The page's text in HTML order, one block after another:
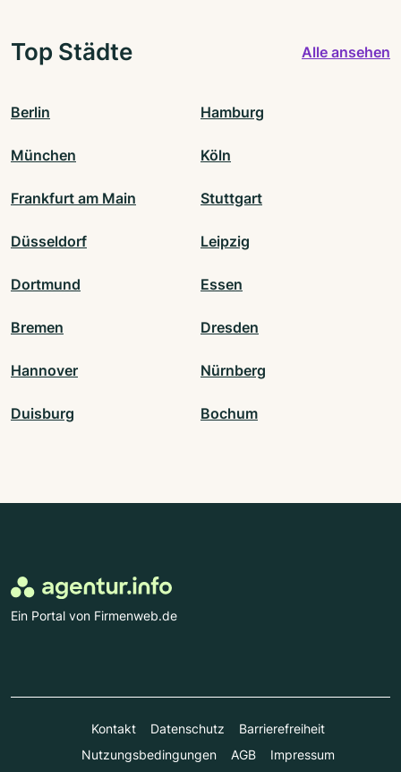
Top Städte Alle ansehen
Berlin Hamburg
München Köln
Frankfurt am Main Stuttgart
Düsseldorf Leipzig
Dortmund Essen
Bremen Dresden
Hannover Nürnberg
Duisburg Bochum
Ein Portal von Firmenweb.de
Kontakt Datenschutz
Barrierefreiheit
Nutzungsbedingungen
AGB Impressum